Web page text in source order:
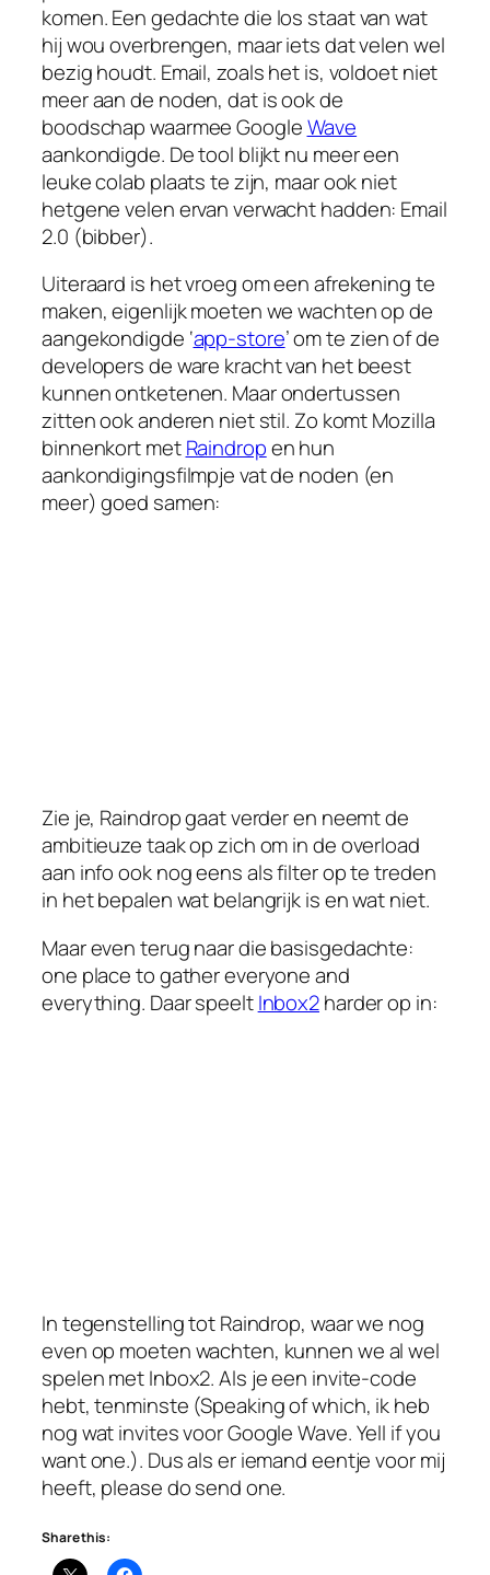
komen. Een gedachte die los staat van wat
hij wou overbrengen, maar iets dat velen wel
bezig houdt. Email, zoals het is, voldoet niet
meer aan de noden, dat is ook de
boodschap waarmee GoogleWave
aankondigde. De tool blijkt nu meer een
leuke colab plaats te zijn, maar ook niet
hetgene velen ervan verwacht hadden: Email
2.0 (bibber).
Uiteraard is het vroeg om een afrekening te
maken, eigenlijk moeten we wachten op de
aangekondigde ‘app-store’ om te zien of de
developers de ware kracht van het beest
kunnen ontketenen. Maar ondertussen
zitten ook anderen niet stil. Zo komt Mozilla
binnenkort metRaindropen hun
aankondigingsfilmpje vat de noden (en
meer) goed samen:
Zie je, Raindrop gaat verder en neemt de
ambitieuze taak op zich om in de overload
aan info ook nog eens als filter op te treden
in het bepalen wat belangrijk is en wat niet.
Maar even terug naar die basisgedachte:
one place to gather everyone and
everything. Daar speeltInbox2harder op in:
In tegenstelling tot Raindrop, waar we nog
even op moeten wachten, kunnen we al wel
spelen met Inbox2. Als je een invite-code
hebt, tenminste (Speaking of which, ik heb
nog wat invites voor Google Wave. Yell if you
want one.). Dus als er iemand eentje voor mij
heeft, please do send one.
Share this: